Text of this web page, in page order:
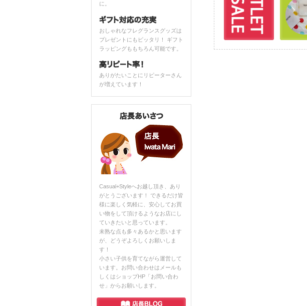
に。
おしゃれなフレグランスグッズは
プレゼントにもピッタリ！ ギフト
ラッピングももちろん可能です。
ありがたいことにリピーターさん
が増えています！
Casual+Styleへお越し頂き、あり
がとうございます！ できるだけ皆
様に楽しく気軽に、安心してお買
い物をして頂けるようなお店にし
ていきたいと思っています。
未熟な点も多々あるかと思います
が、どうぞよろしくお願いしま
す！
小さい子供を育てながら運営して
います。お問い合わせはメールも
しくはショップHP「お問い合わ
せ」からお願いします。